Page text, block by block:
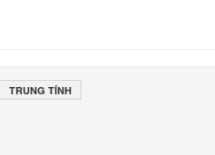
TRUNG TÍNH